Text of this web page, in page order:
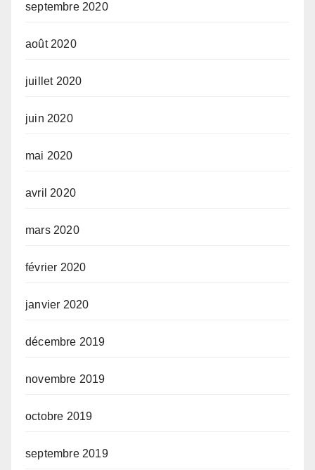
septembre 2020
août 2020
juillet 2020
juin 2020
mai 2020
avril 2020
mars 2020
février 2020
janvier 2020
décembre 2019
novembre 2019
octobre 2019
septembre 2019